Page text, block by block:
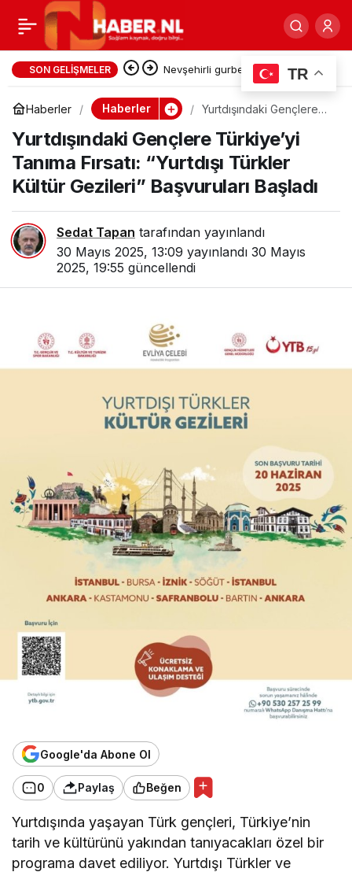
SON GELIŞMELER Nevşehirli gurbetçiler HGS
sistemindeki hatanın kurbanı
oldu: Ödediği ücreti görünce
şaşırdı, kaldı!
Haberler Haberler
Yurtdışındaki Gençlere
“Yurtdışı Türkler Kültür
Gezileri” Başvuruları
Başladı
Yurtdışındaki Gençlere Türkiye’yi
Tanıma Fırsatı: “Yurtdışı Türkler
Kültür Gezileri” Başvuruları Başladı
Sedat Tapan tarafından yayınlandı
30 Mayıs 2025, 13:09 yayınlandı 30 Mayıs
2025, 19:55 güncellendi
Google'da Abone Ol
0 Paylaş Beğen
Yurtdışında yaşayan Türk gençleri, Türkiye’nin
tarih ve kültürünü yakından tanıyacakları özel bir
programa davet ediliyor. Yurtdışı Türkler ve
CHP Hollanda Birliği yeni
yönetiminin gündemi
Ekrem İmamoğlu oldu
0 Paylaş
TR